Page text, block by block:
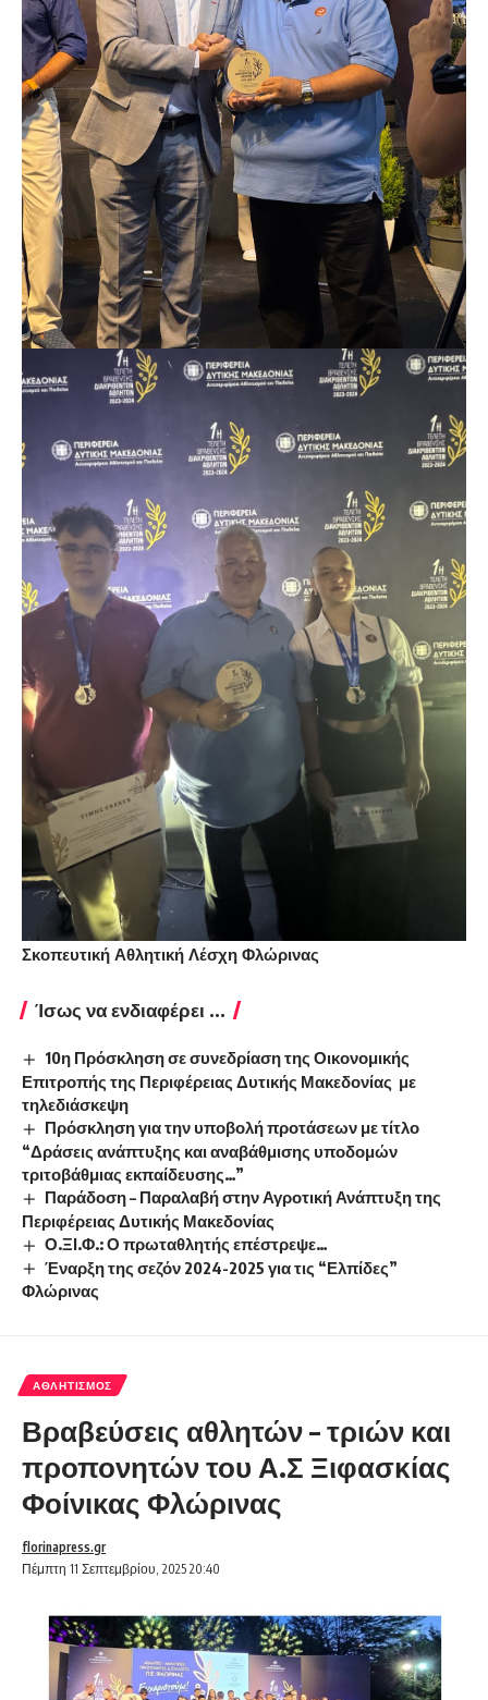
Σκοπευτική Αθλητική Λέσχη Φλώρινας
Ίσως να ενδιαφέρει ...
10η Πρόσκληση σε συνεδρίαση της Οικονομικής
Επιτροπής της Περιφέρειας Δυτικής Μακεδονίας με
τηλεδιάσκεψη
Πρόσκληση για την υποβολή προτάσεων με τίτλο
“Δράσεις ανάπτυξης και αναβάθμισης υποδομών
τριτοβάθμιας εκπαίδευσης…”
Παράδοση – Παραλαβή στην Αγροτική Ανάπτυξη της
Περιφέρειας Δυτικής Μακεδονίας
Ο.ΞΙ.Φ.: Ο πρωταθλητής επέστρεψε…
Έναρξη της σεζόν 2024-2025 για τις “Ελπίδες”
Φλώρινας
ΑΘΛΗΤΙΣΜΌΣ
Βραβεύσεις αθλητών – τριών και
προπονητών του Α.Σ Ξιφασκίας
Φοίνικας Φλώρινας
Πέμπτη 11 Σεπτεμβρίου, 2025 20:40
florinapress.gr